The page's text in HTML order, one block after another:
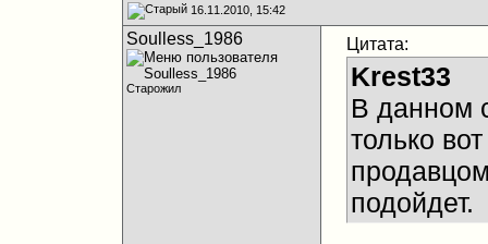
16.11.2010, 15:42
Soulless_1986
Старожил
Цитата:
Krest33
В данном
только
подойдет.